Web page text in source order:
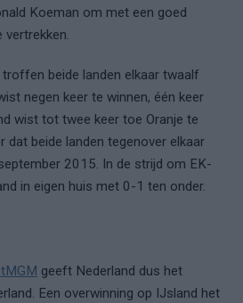
Koeman om met een goed
vertrekken.
troffen beide landen elkaar twaalf
negen keer te winnen, één keer
wist tot twee keer toe Oranje te
dat beide landen tegenover elkaar
2015. In de strijd om EK-
in eigen huis met 0-1 ten onder.
geeft Nederland dus het
Een overwinning op IJsland het